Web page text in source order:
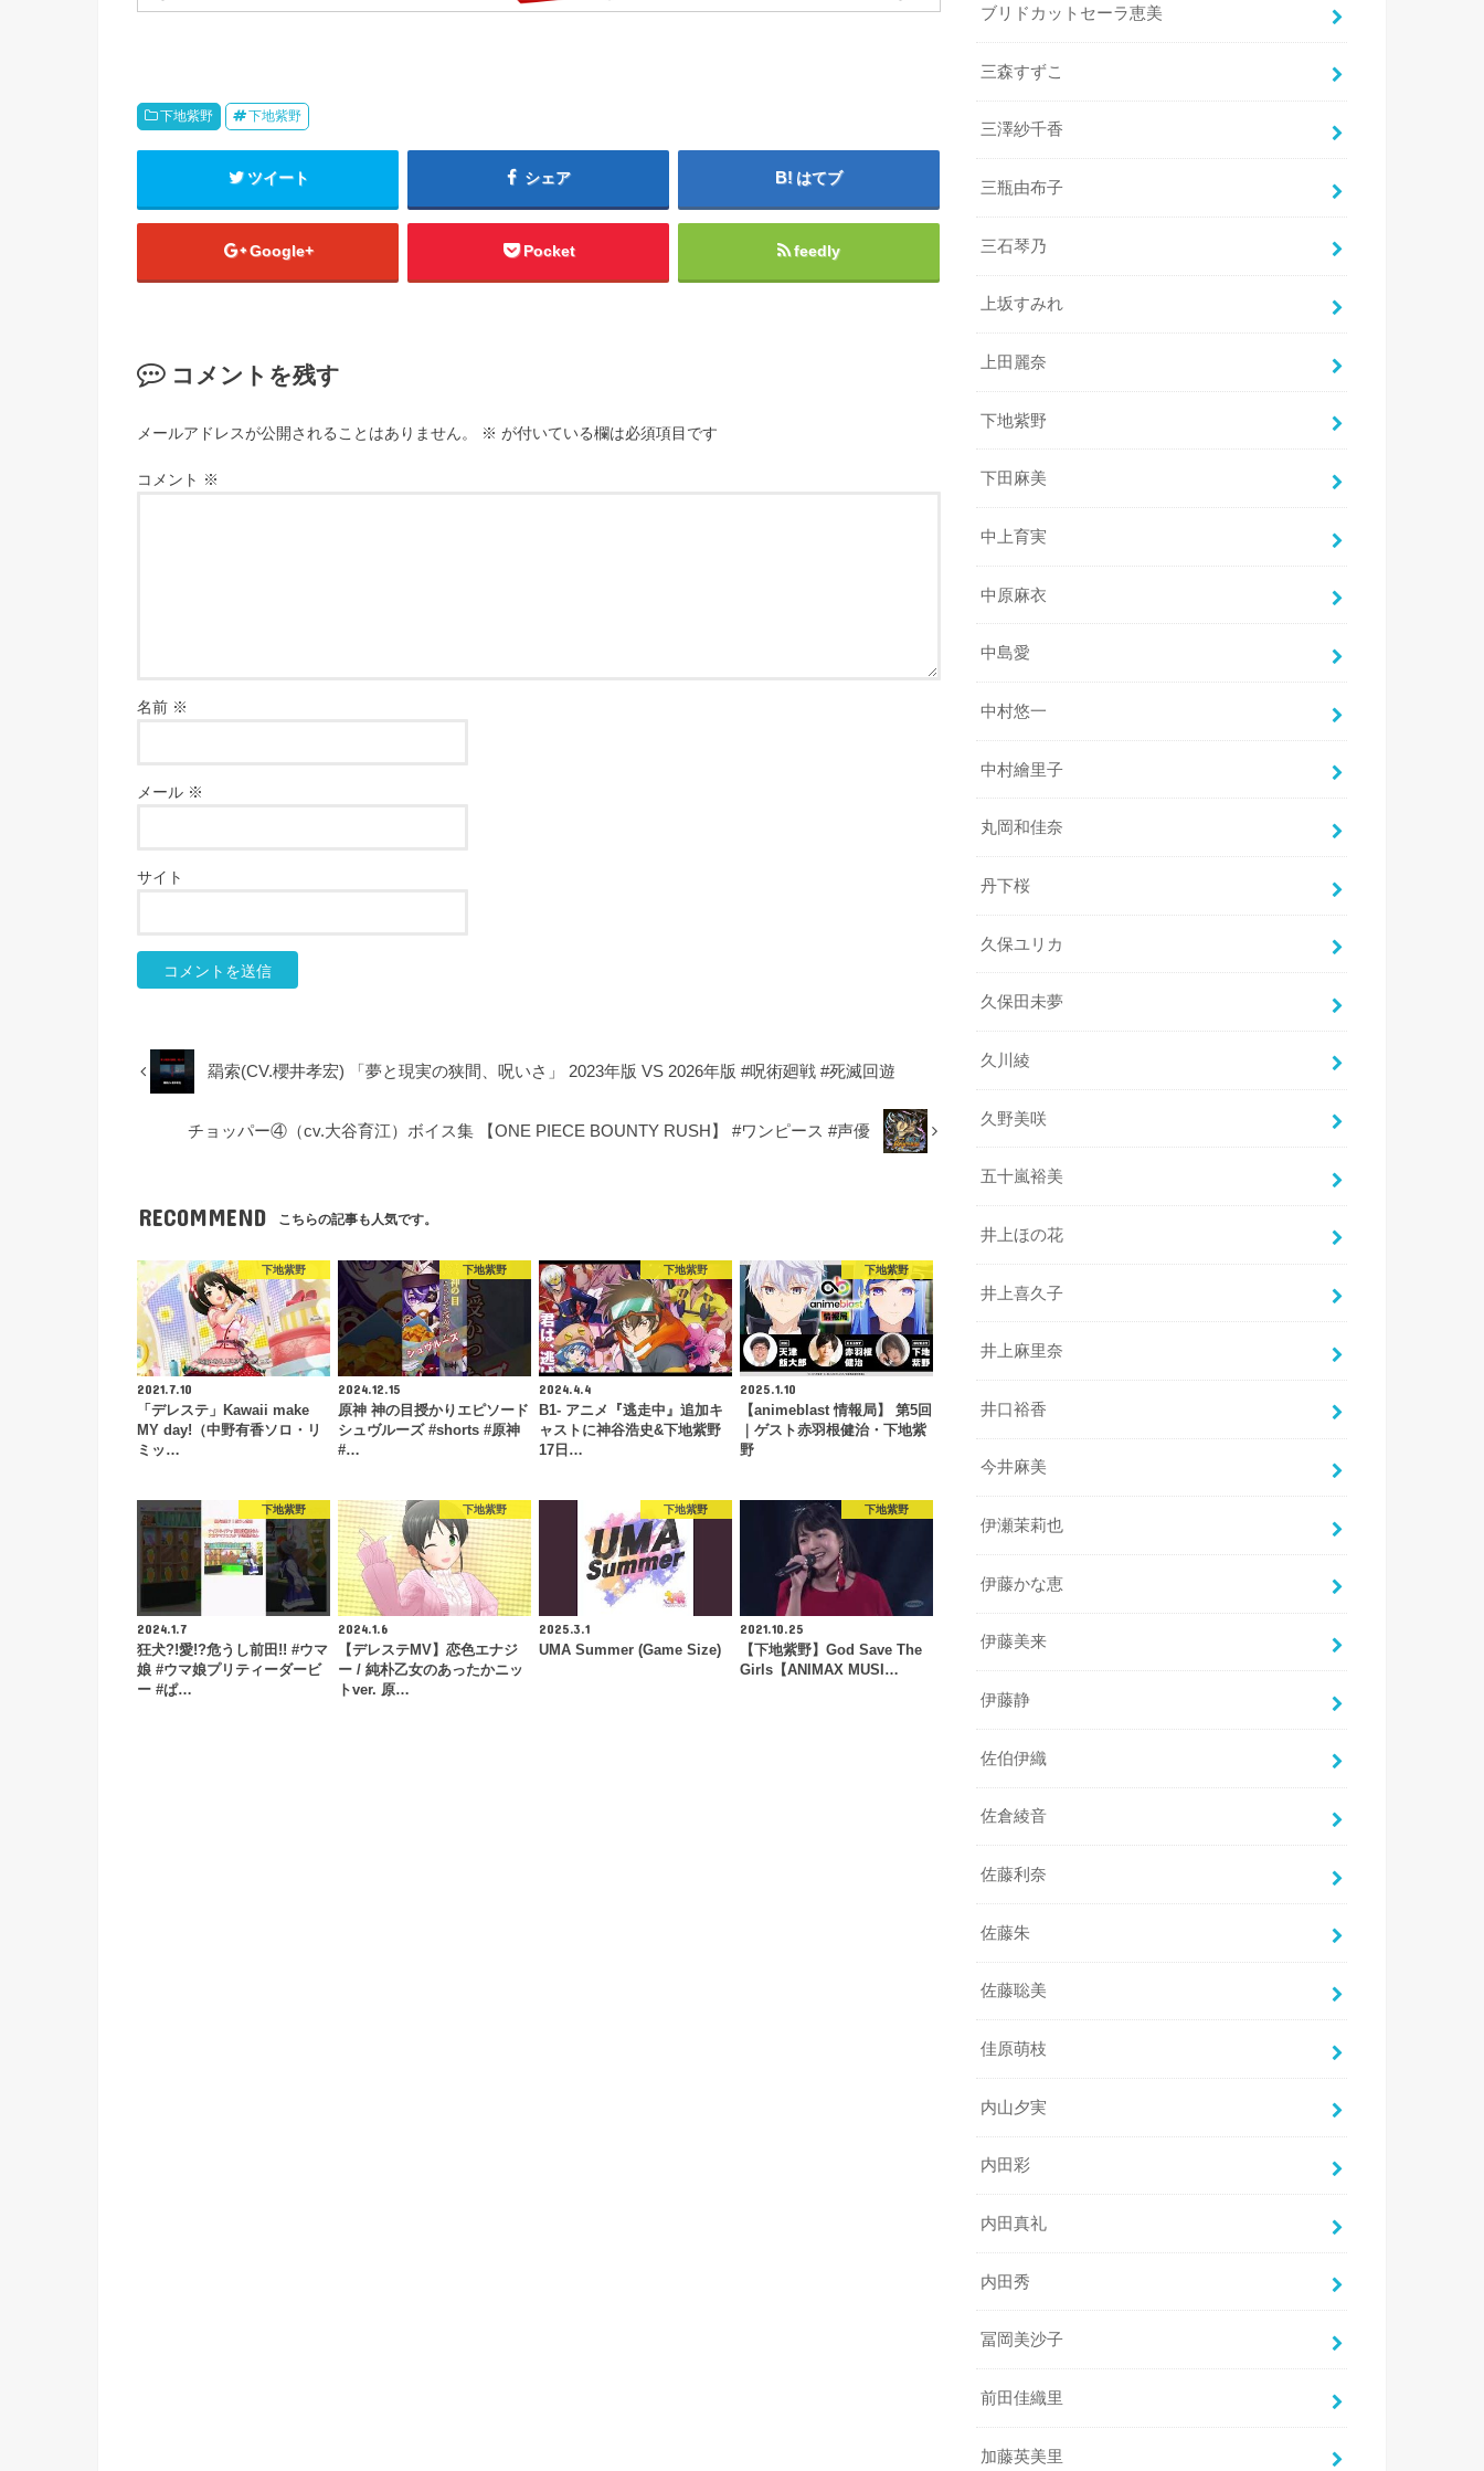
下地紫野 下地紫野
ツイート シェア はてブ
Google+ Pocket feedly
コメントを残す
メールアドレスが公開されることはありません。 ※ が付いている欄は必須項目です
コメント ※
名前 ※
メール ※
サイト
羂索(CV.櫻井孝宏) 「夢と現実の狭間、呪いさ」 2023年版 VS 2026年版 #呪術廻戦 #死滅回遊
チョッパー④（cv.大谷育江）ボイス集 【ONE PIECE BOUNTY RUSH】 #ワンピース #声優
RECOMMEND こちらの記事も人気です。
下地紫野
2021.7.10
「デレステ」Kawaii make
MY day!（中野有香ソロ・リ
ミッ…
下地紫野
2024.12.15
原神 神の目授かりエピソード
シュヴルーズ #shorts #原神
#…
下地紫野
2024.4.4
B1- アニメ『逃走中』追加キ
ャストに神谷浩史&下地紫野
17日…
下地紫野
2025.1.10
【animeblast 情報局】 第5回
｜ゲスト赤羽根健治・下地紫
野
下地紫野
2024.1.7
狂犬?!愛!?危うし前田!! #ウマ
娘 #ウマ娘プリティーダービ
ー #ぱ…
下地紫野
2024.1.6
【デレステMV】恋色エナジ
ー / 純朴乙女のあったかニッ
トver. 原…
下地紫野
2025.3.1
UMA Summer (Game Size)
下地紫野
2021.10.25
【下地紫野】God Save The
Girls【ANIMAX MUSI…
ブリドカットセーラ恵美
三森すずこ
三澤紗千香
三瓶由布子
三石琴乃
上坂すみれ
上田麗奈
下地紫野
下田麻美
中上育実
中原麻衣
中島愛
中村悠一
中村繪里子
丸岡和佳奈
丹下桜
久保ユリカ
久保田未夢
久川綾
久野美咲
五十嵐裕美
井上ほの花
井上喜久子
井上麻里奈
井口裕香
今井麻美
伊瀬茉莉也
伊藤かな恵
伊藤美来
伊藤静
佐伯伊織
佐倉綾音
佐藤利奈
佐藤朱
佐藤聡美
佳原萌枝
内山夕実
内田彩
内田真礼
内田秀
冨岡美沙子
前田佳織里
加藤英美里